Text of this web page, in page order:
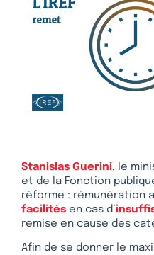
Stanislas Guerini, le
et de la Fonction
réforme : rémunération
facilités en cas d’
remise en cause des
Afin de se donner le